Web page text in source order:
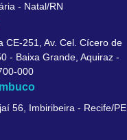
- Natal/RN
CE-251, Av. Cel. Cícero de
- Baixa Grande, Aquiraz -
000
56, Imbiribeira - Recife/PE